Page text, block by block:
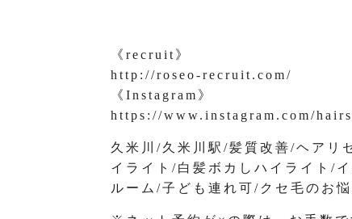
《recruit》
http://roseo-recruit.com/
《Instagram》
https://www.instagram.com/
久米川/久米川駅/髪質改善/ヘアリ
イライト/白髪ボカしハイライト/
ルーム/子ども連れ可/クセ毛のお